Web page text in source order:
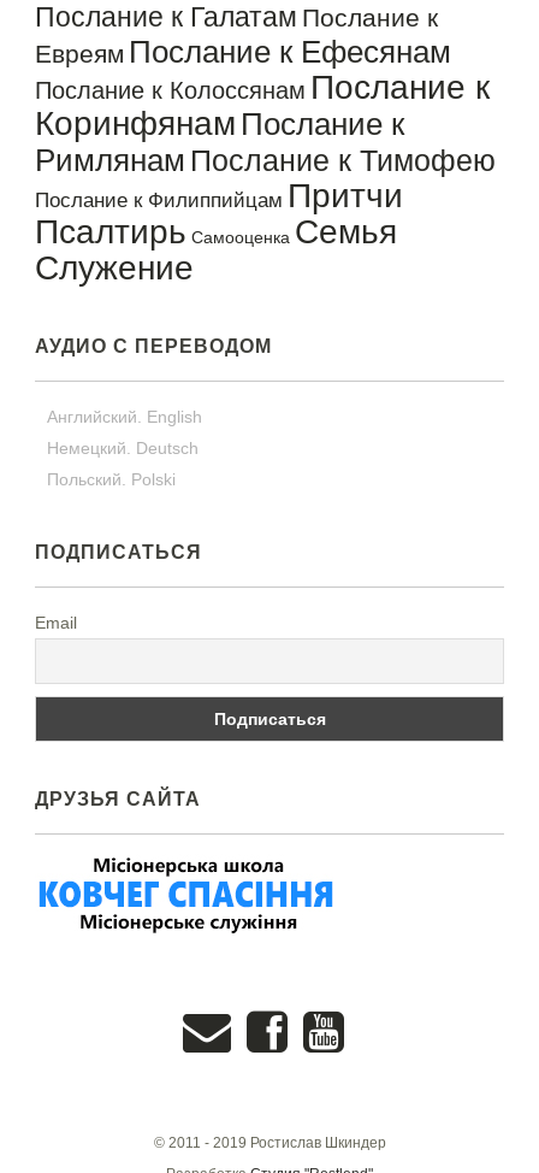
Послание к Галатам Послание к
Евреям Послание к Ефесянам
Послание к Колоссянам Послание к
Коринфянам Послание к
Римлянам Послание к Тимофею
Послание к Филиппийцам Притчи
Псалтирь Самооценка Семья
Служение
АУДИО С ПЕРЕВОДОМ
Английский. English
Немецкий. Deutsch
Польский. Polski
ПОДПИСАТЬСЯ
Email
ДРУЗЬЯ САЙТА
© 2011 - 2019 Ростислав Шкиндер